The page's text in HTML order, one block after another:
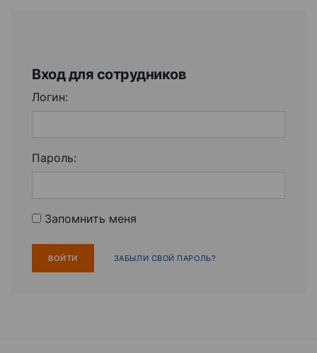
Вход для сотрудников
Логин:
Пароль:
Запомнить меня
ЗАБЫЛИ СВОЙ ПАРОЛЬ?